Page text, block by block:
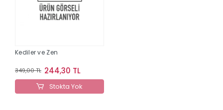
Kediler ve Zen
349,00 TL 244,30 TL
Stokta Yok